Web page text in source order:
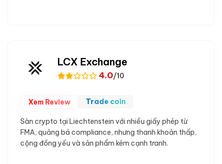
LCX Exchange
4.0/10
Xem Review Trade coin
Sàn crypto tại Liechtenstein với nhiều giấy phép từ
FMA, quảng bá compliance, nhưng thanh khoản thấp,
cộng đồng yếu và sản phẩm kém cạnh tranh.